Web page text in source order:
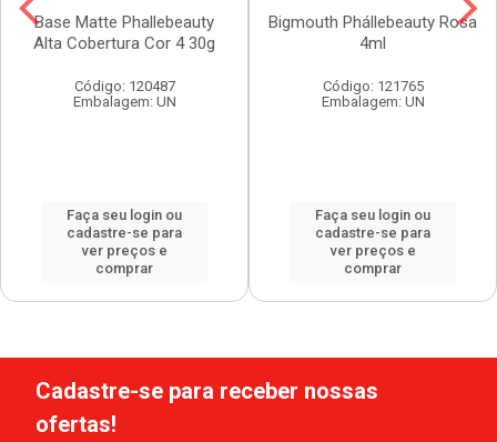
Base Matte Phallebeauty
Alta Cobertura Cor 4 30g
Código: 120487
Embalagem: UN
Faça seu login ou
cadastre-se para
ver preços e
comprar
Bigmouth Phállebeauty Rosa
4ml
Código: 121765
Embalagem: UN
Faça seu login ou
cadastre-se para
ver preços e
comprar
Cadastre-se para receber nossas
ofertas!